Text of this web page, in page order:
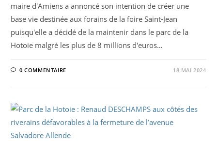
maire d'Amiens a annoncé son intention de créer une
base vie destinée aux forains de la foire Saint-Jean
puisqu'elle a décidé de la maintenir dans le parc de la
Hotoie malgré les plus de 8 millions d'euros…
0 COMMENTAIRE 18 MAI 2024